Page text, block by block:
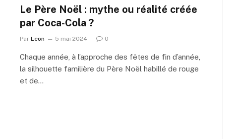
Le Père Noël : mythe ou réalité créée
par Coca-Cola ?
Par Leon 5 mai 2024 0
Chaque année, à l’approche des fêtes de fin d’année,
la silhouette familière du Père Noël habillé de rouge
et de…